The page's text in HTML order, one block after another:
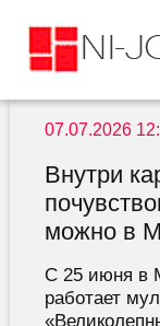
07.07.2026
Внутри
можно в
С 25 июня в
работает